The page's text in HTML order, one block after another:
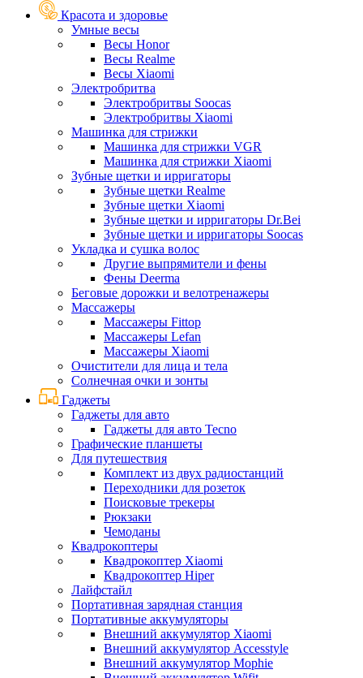
Красота и здоровье
Умные весы
Весы Honor
Весы Realme
Весы Xiaomi
Электробритва
Электробритвы Soocas
Электробритвы Xiaomi
Машинка для стрижки
Машинка для стрижки VGR
Машинка для стрижки Xiaomi
Зубные щетки и ирригаторы
Зубные щетки Realme
Зубные щетки Xiaomi
Зубные щетки и ирригаторы Dr.Bei
Зубные щетки и ирригаторы Soocas
Укладка и сушка волос
Другие выпрямители и фены
Фены Deerma
Беговые дорожки и велотренажеры
Массажеры
Массажеры Fittop
Массажеры Lefan
Массажеры Xiaomi
Очистители для лица и тела
Солнечная очки и зонты
Гаджеты
Гаджеты для авто
Гаджеты для авто Tecno
Графические планшеты
Для путешествия
Комплект из двух радиостанций
Переходники для розеток
Поисковые трекеры
Рюкзаки
Чемоданы
Квадрокоптеры
Квадрокоптер Xiaomi
Квадрокоптер Hiper
Лайфстайл
Портативная зарядная станция
Портативные аккумуляторы
Внешний аккумулятор Xiaomi
Внешний аккумулятор Accesstyle
Внешний аккумулятор Mophie